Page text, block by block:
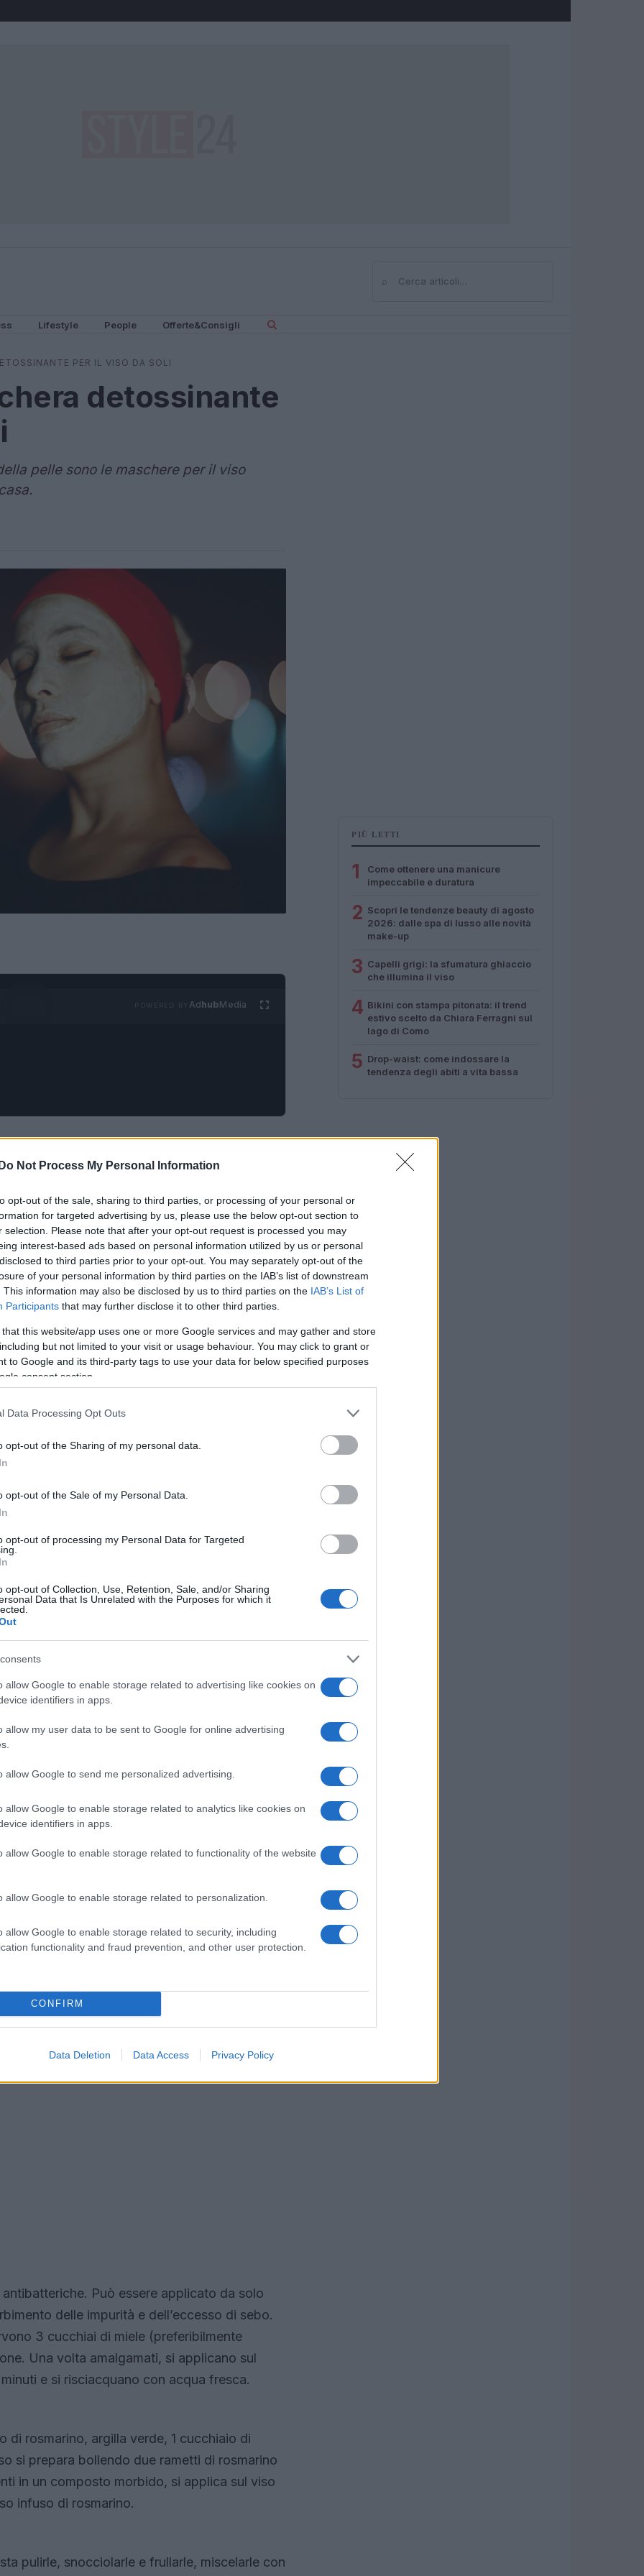
Do Not Process My Personal Information
opt-out of the sale, sharing to third parties, or processing of your personal or
for targeted advertising by us, please use the below opt-out section to
selection. Please note that after your opt-out request is processed you may
interest-based ads based on personal information utilized by us or personal
to third parties prior to your opt-out. You may separately opt-out of the
of your personal information by third parties on the IAB’s list of downstream
This information may also be disclosed by us to third parties on the IAB’s List of
Participants that may further disclose it to other third parties.
that this website/app uses one or more Google services and may gather and store
but not limited to your visit or usage behaviour. You may click to grant or
to Google and its third-party tags to use your data for below specified purposes
consent section.
Data Processing Opt Outs
opt-out of the Sharing of my personal data.
opt-out of the Sale of my Personal Data.
opt-out of processing my Personal Data for Targeted
opt-out of Collection, Use, Retention, Sale, and/or Sharing
Data that Is Unrelated with the Purposes for which it
allow Google to enable storage related to advertising like cookies on
identifiers in apps.
allow my user data to be sent to Google for online advertising
allow Google to send me personalized advertising.
allow Google to enable storage related to analytics like cookies on
identifiers in apps.
allow Google to enable storage related to functionality of the website
allow Google to enable storage related to personalization.
allow Google to enable storage related to security, including
functionality and fraud prevention, and other user protection.
CONFIRM
Data Deletion Data Access Privacy Policy
⌕Cerca
Lifestyle People Offerte&Consigli
PER IL VISO DA SOLI
detossinante
pelle sono le maschere per il viso
AdhubMedia
facilmente con una maschera per il
formulate con ingredienti semplici,
per un particolare tipo di pelle o
la maschera più adatta, è fondamentale
particolari esigenze. Le pelli si suddividono
secca, che non produce sebo in quantità
sensibile alle condizioni atmosferiche come
eccesso di sebo, portando alla
di un effetto lucido; e infine, pelle mista,
due categorie in diverse aree del corpo.
la soluzione ideale per combattere le
pelli grasse o miste. Queste maschere
ingredienti diversi.
nelle maschere purificanti. Esfolia la pelle
tossine grazie alle sue sostanze minerali.
argilla bianca e tisana di liquirizia. Dopo
formando una pasta non troppo liquida, si
si risciacqua con parte della tisana
Può essere applicato da solo
delle impurità e dell’eccesso di sebo.
3 cucchiai di miele (preferibilmente
Una volta amalgamati, si applicano sul
e si risciacquano con acqua fresca.
di rosmarino, argilla verde, 1 cucchiaio di
si prepara bollendo due rametti di rosmarino
in un composto morbido, si applica sul viso
infuso di rosmarino.
pulirle, snocciolarle e frullarle, miscelarle con
PIÙ LETTI
1
Come ottenere una manicure
impeccabile e duratura
2 Scopri le tendenze beauty di agosto
2026: dalle spa di lusso alle novità
make-up
3 Capelli grigi: la sfumatura ghiaccio
che illumina il viso
4 Bikini con stampa pitonata: il trend
estivo scelto da Chiara Ferragni sul
lago di Como
5 Drop-waist: come indossare la
tendenza degli abiti a vita bassa